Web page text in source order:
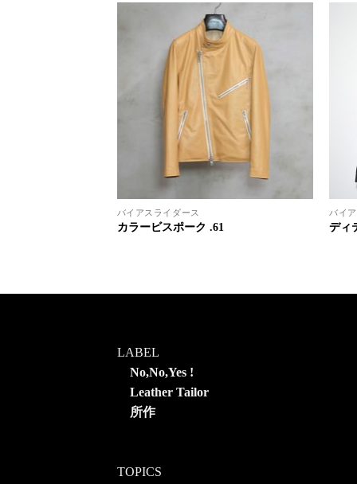
バイアスライダース
カラービスポーク .61
バイ
ディ
LABEL
No,No,Yes !
Leather Tailor
所作
TOPICS